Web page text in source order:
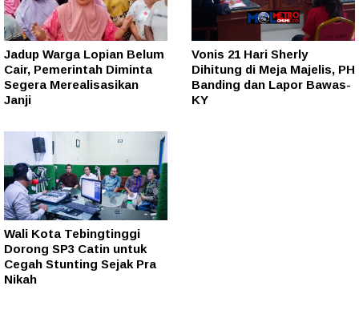
Jadup Warga Lopian Belum
Cair, Pemerintah Diminta
Segera Merealisasikan
Janji
Vonis 21 Hari Sherly
Dihitung di Meja Majelis, PH
Banding dan Lapor Bawas-
KY
Wali Kota Tebingtinggi
Dorong SP3 Catin untuk
Cegah Stunting Sejak Pra
Nikah